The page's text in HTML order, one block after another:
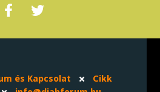
és Kapcsolat
Cikk